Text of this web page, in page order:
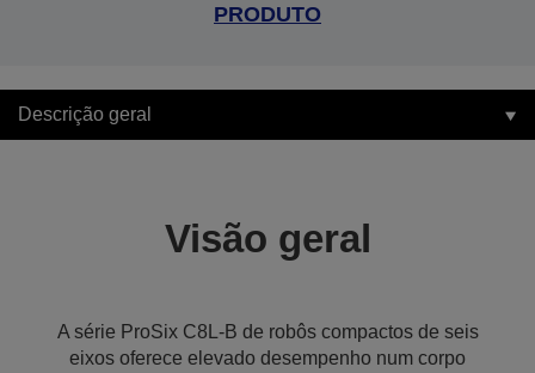
PRODUTO
Descrição geral
Visão geral
A série ProSix C8L-B de robôs compactos de seis
eixos oferece elevado desempenho num corpo